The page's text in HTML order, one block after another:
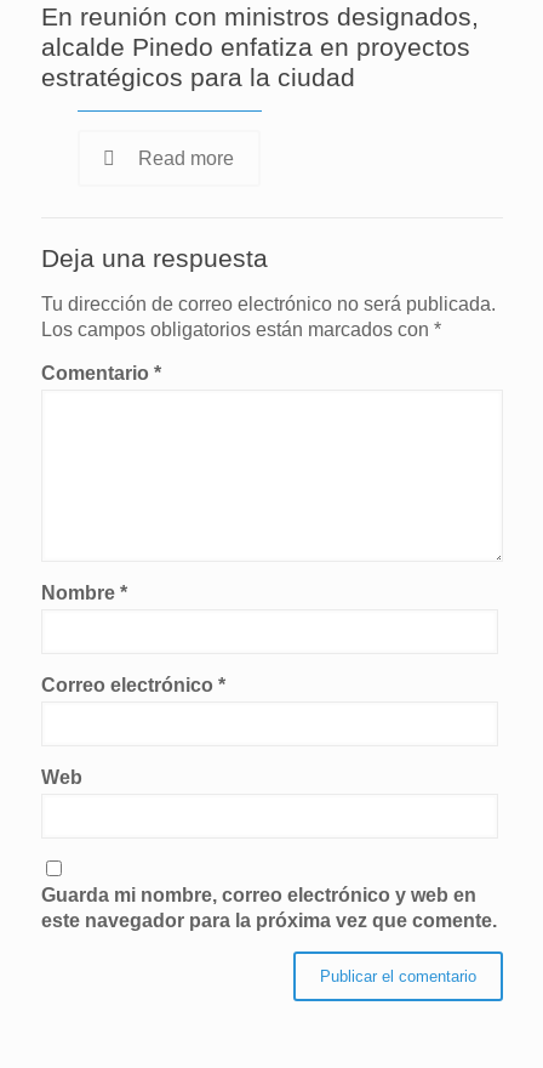
En reunión con ministros designados,
alcalde Pinedo enfatiza en proyectos
estratégicos para la ciudad
Read more
Deja una respuesta
Tu dirección de correo electrónico no será publicada.
Los campos obligatorios están marcados con *
Comentario *
Nombre *
Correo electrónico *
Web
Guarda mi nombre, correo electrónico y web en
este navegador para la próxima vez que comente.